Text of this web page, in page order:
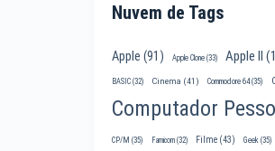
Nuvem de Tags
Apple (91) Apple Clone (33) Apple II
BASIC (32) Cinema (41) Commodore 64(35)
Computador
CP/M (35) Famicom (32) Filme (43) Geek (35)